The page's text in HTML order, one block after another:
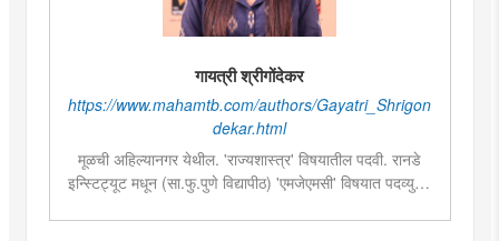
गायत्री श्रीगोंदेकर
https://www.mahamtb.com/authors/Gayatri_Shrigon
dekar.html
मूळची अहिल्यानगर येथील. 'राज्यशास्त्र' विषयातील पदवी. रानडे
इन्स्टिट्यूट मधून (सा.फु.पुणे विद्यापीठ) 'एमजेएमसी' विषयात पदव्युत्तर
पदावर रुजू. सद्यस्थितीत 'इन्फ्रास्ट्रक्चर आणि डेव्हलपमेंट' विशेष